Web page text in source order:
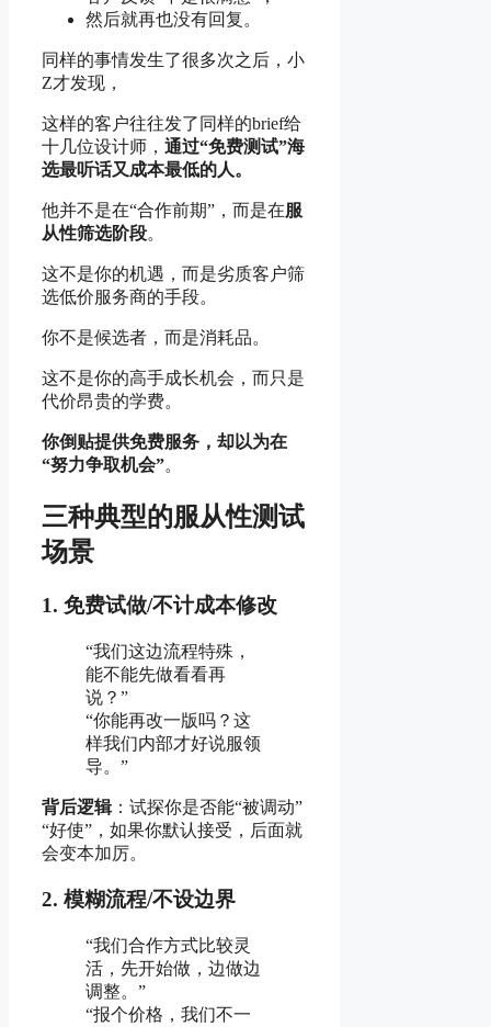
然后就再也没有回复。
同样的事情发生了很多次之后，小
Z才发现，
这样的客户往往发了同样的brief给
十几位设计师， 通过“免费测试”海
选最听话又成本最低的人。
他并不是在“合作前期”，而是在服
从性筛选阶段。
这不是你的机遇，而是劣质客户筛
选低价服务商的手段。
你不是候选者，而是消耗品。
这不是你的高手成长机会，而只是
代价昂贵的学费。
你倒贴提供免费服务，却以为在
“努力争取机会”。
三种典型的服从性测试
场景
1. 免费试做/不计成本修改
“我们这边流程特殊，
能不能先做看看再
说？”
“你能再改一版吗？这
样我们内部才好说服领
导。”
背后逻辑：试探你是否能“被调动”
“好使”，如果你默认接受，后面就
会变本加厉。
2. 模糊流程/不设边界
“我们合作方式比较灵
活，先开始做，边做边
调整。”
“报个价格，我们不一